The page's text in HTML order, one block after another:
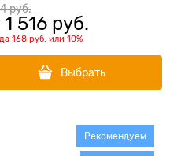
руб.
1 516 руб.
168 руб. или 10%
Выбрать
Рекомендуем